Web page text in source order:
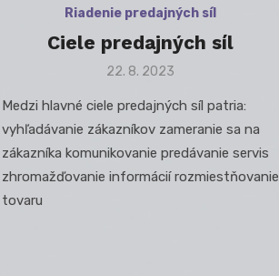
Riadenie predajných síl
Ciele predajných síl
Posted
22. 8. 2023
Medzi hlavné ciele predajných síl patria:
vyhľadávanie zákazníkov zameranie sa na
zákazníka komunikovanie predávanie servis
zhromažďovanie informácií rozmiestňovanie
tovaru